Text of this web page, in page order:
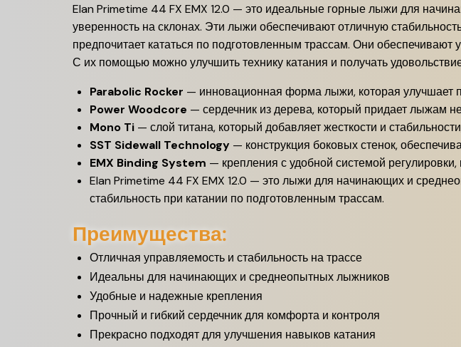
Elan Primetime 44 FX EMX 12.0 — это идеальные горные лыжи для
уверенность на склонах. Эти лыжи обеспечивают отличную
предпочитает кататься по подготовленным трассам. Они
С их помощью можно улучшить технику катания и получать
Parabolic Rocker — инновационная форма лыжи, которая улучшает
Power Woodcore — сердечник из дерева, который придает лыжам
Mono Ti — слой титана, который добавляет жесткости и
SST Sidewall Technology — конструкция боковых стенок,
EMX Binding System — крепления с удобной системой
Elan Primetime 44 FX EMX 12.0 — это лыжи для начинающих и
стабильность при катании по подготовленным трассам.
Преимущества:
Отличная управляемость и стабильность на трассе
Идеальны для начинающих и среднеопытных лыжников
Удобные и надежные крепления
Прочный и гибкий сердечник для комфорта и контроля
Прекрасно подходят для улучшения навыков катания